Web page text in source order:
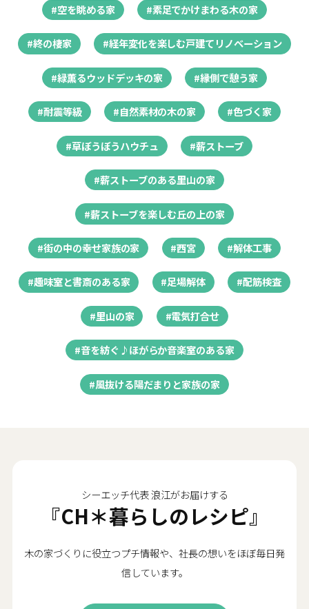
#空を眺める家 #素足でかけまわる木の家
#終の棲家 #経年変化を楽しむ戸建てリノベーション
#緑薫るウッドデッキの家 #縁側で憩う家
#耐震等級 #自然素材の木の家 #色づく家
#草ぼうぼうハウチュ #薪ストーブ
#薪ストーブのある里山の家
#薪ストーブを楽しむ丘の上の家
#街の中の幸せ家族の家 #西宮 #解体工事
#趣味室と書斎のある家 #足場解体 #配筋検査
#里山の家 #電気打合せ
#音を紡ぐ♪ほがらか音楽室のある家
#風抜ける陽だまりと家族の家
シーエッチ代表 浪江がお届けする
『CH＊暮らしのレシピ』
木の家づくりに役立つプチ情報や、社長の想いをほぼ毎日発
信しています。